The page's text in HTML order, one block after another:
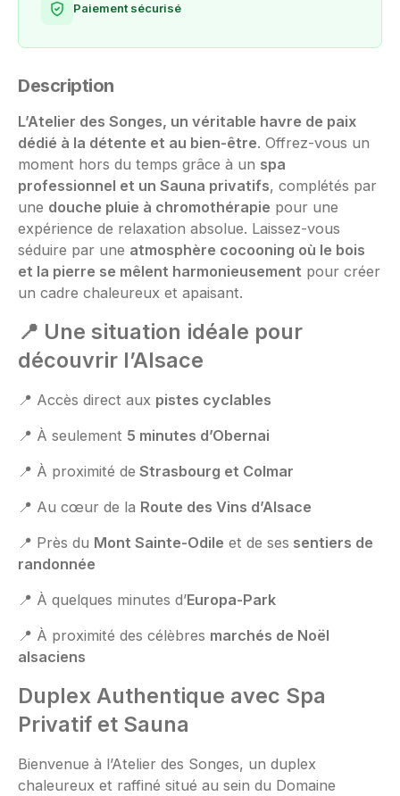
Paiement sécurisé
Description
L’Atelier des Songes, un véritable havre de paix
dédié à la détente et au bien-être. Offrez-vous un
moment hors du temps grâce à un spa
professionnel et un Sauna privatifs, complétés par
une douche pluie à chromothérapie pour une
expérience de relaxation absolue. Laissez-vous
séduire par une atmosphère cocooning où le bois
et la pierre se mêlent harmonieusement pour créer
un cadre chaleureux et apaisant.
📍 Une situation idéale pour
découvrir l’Alsace
📍 Accès direct aux pistes cyclables
📍 À seulement 5 minutes d’Obernai
📍 À proximité de Strasbourg et Colmar
📍 Au cœur de la Route des Vins d’Alsace
📍 Près du Mont Sainte-Odile et de ses sentiers de
randonnée
📍 À quelques minutes d’Europa-Park
📍 À proximité des célèbres marchés de Noël
alsaciens
Duplex Authentique avec Spa
Privatif et Sauna
Bienvenue à l’Atelier des Songes, un duplex
chaleureux et raffiné situé au sein du Domaine